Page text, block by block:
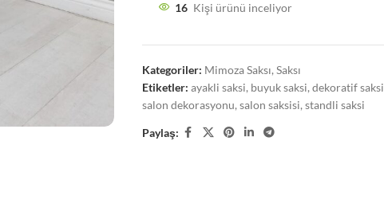
16 Kişi ürünü inceliyor
Kategoriler: Mimoza Saksı, Saksı
Etiketler: ayakli saksi, buyuk saksi, dekoratif saksi
salon dekorasyonu, salon saksisi, standli saksi
Paylaş: